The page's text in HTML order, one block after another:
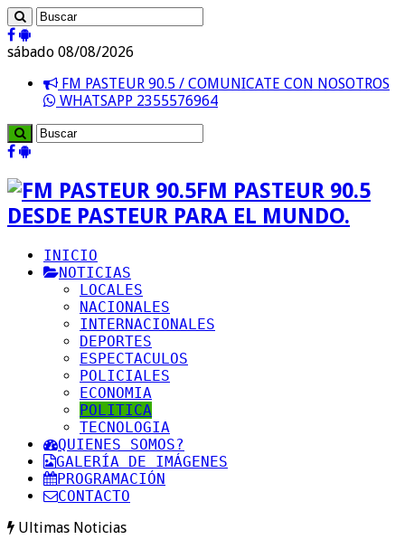
sábado 08/08/2026
FM PASTEUR 90.5 / COMUNICATE CON NOSOTROS
WHATSAPP 2355576964
FM PASTEUR 90.5
DESDE PASTEUR PARA EL MUNDO.
INICIO
NOTICIAS
LOCALES
NACIONALES
INTERNACIONALES
DEPORTES
ESPECTACULOS
POLICIALES
ECONOMIA
POLITICA
TECNOLOGIA
QUIENES SOMOS?
GALERÍA DE IMÁGENES
PROGRAMACIÓN
CONTACTO
Ultimas Noticias